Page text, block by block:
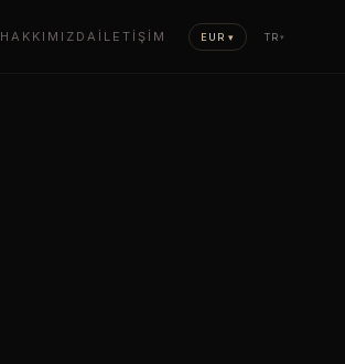
HAKKIMIZDA İLETIŞIM EUR ▾ TR ▾